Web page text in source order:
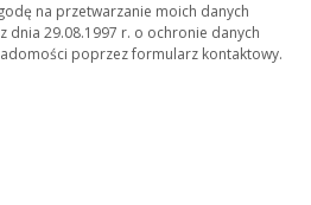
na przetwarzanie moich danych
dnia 29.08.1997 r. o ochronie danych
poprzez formularz kontaktowy.